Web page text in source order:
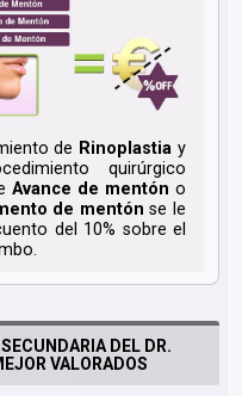
de Rinoplastia y
quirúrgico
Avance de mentón o
de mentón se le
del 10% sobre el
DEL DR.
VALORADOS